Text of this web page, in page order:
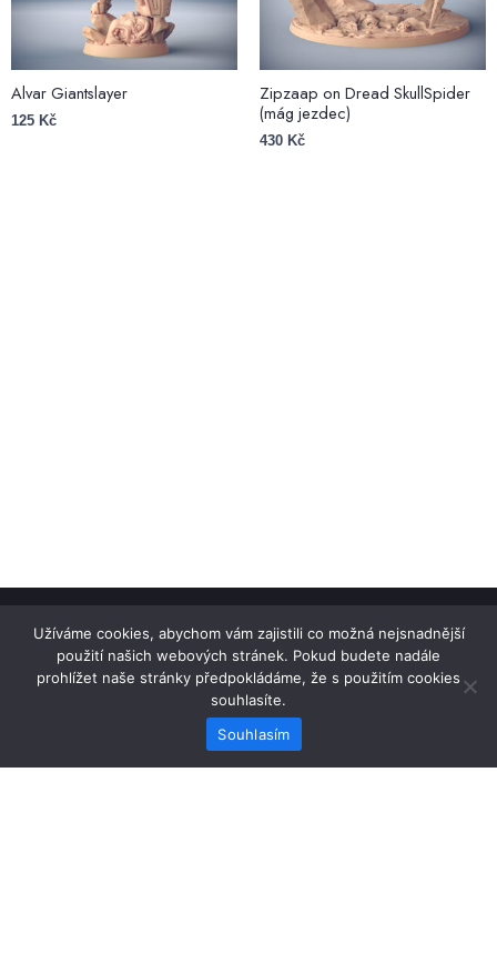
Alvar Giantslayer
125 Kč
Zipzaap on Dread SkullSpider
(mág jezdec)
430 Kč
Home
FDM tisk
Obchodní podmínky
Užíváme cookies, abychom vám zajistili co možná nejsnadnější
použití našich webových stránek. Pokud budete nadále
prohlížet naše stránky předpokládáme, že s použitím cookies
souhlasíte.
Souhlasím